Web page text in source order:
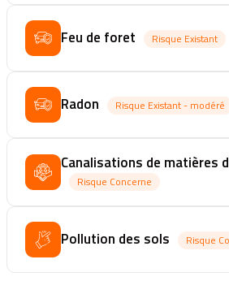
Feu de foret Risque Existant
Radon Risque Existant - modéré
Canalisations de matières
Risque Concerne
Pollution des sols Risque